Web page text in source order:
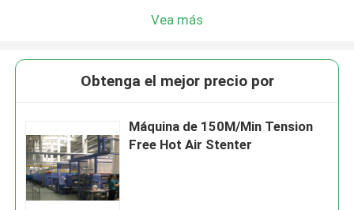
Vea más
Obtenga el mejor precio por
Máquina de 150M/Min Tension
Free Hot Air Stenter